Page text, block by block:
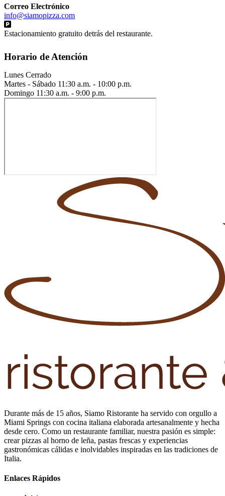
Correo Electrónico
info@siamopizza.com
Estacionamiento gratuito detrás del restaurante.
Horario de Atención
Lunes Cerrado
Martes - Sábado 11:30 a.m. - 10:00 p.m.
Domingo 11:30 a.m. - 9:00 p.m.
Durante más de 15 años, Siamo Ristorante ha servido con orgullo a
Miami Springs con cocina italiana elaborada artesanalmente y hecha
desde cero. Como un restaurante familiar, nuestra pasión es simple:
crear pizzas al horno de leña, pastas frescas y experiencias
gastronómicas cálidas e inolvidables inspiradas en las tradiciones de
Italia.
Enlaces Rápidos